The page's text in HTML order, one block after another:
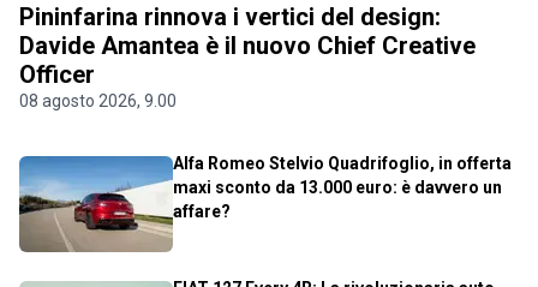
Pininfarina rinnova i vertici del design:
Davide Amantea è il nuovo Chief Creative
Officer
08 agosto 2026, 9.00
Alfa Romeo Stelvio Quadrifoglio, in offerta
maxi sconto da 13.000 euro: è davvero un
affare?